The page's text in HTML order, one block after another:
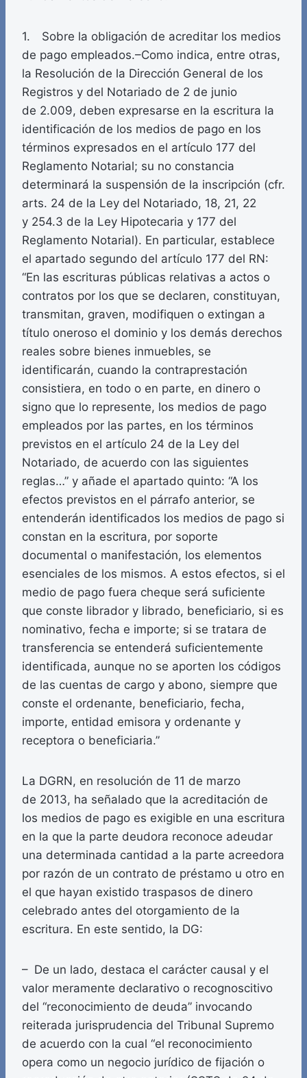
1. Sobre la obligación de acreditar los medios
de pago empleados.–Como indica, entre otras,
la Resolución de la Dirección General de los
Registros y del Notariado de 2 de junio
de 2.009, deben expresarse en la escritura la
identificación de los medios de pago en los
términos expresados en el artículo 177 del
Reglamento Notarial; su no constancia
determinará la suspensión de la inscripción (cfr.
arts. 24 de la Ley del Notariado, 18, 21, 22
y 254.3 de la Ley Hipotecaria y 177 del
Reglamento Notarial). En particular, establece
el apartado segundo del artículo 177 del RN:
“En las escrituras públicas relativas a actos o
contratos por los que se declaren, constituyan,
transmitan, graven, modifiquen o extingan a
título oneroso el dominio y los demás derechos
reales sobre bienes inmuebles, se
identificarán, cuando la contraprestación
consistiera, en todo o en parte, en dinero o
signo que lo represente, los medios de pago
empleados por las partes, en los términos
previstos en el artículo 24 de la Ley del
Notariado, de acuerdo con las siguientes
reglas…” y añade el apartado quinto: “A los
efectos previstos en el párrafo anterior, se
entenderán identificados los medios de pago si
constan en la escritura, por soporte
documental o manifestación, los elementos
esenciales de los mismos. A estos efectos, si el
medio de pago fuera cheque será suficiente
que conste librador y librado, beneficiario, si es
nominativo, fecha e importe; si se tratara de
transferencia se entenderá suficientemente
identificada, aunque no se aporten los códigos
de las cuentas de cargo y abono, siempre que
conste el ordenante, beneficiario, fecha,
importe, entidad emisora y ordenante y
receptora o beneficiaria.”
La DGRN, en resolución de 11 de marzo
de 2013, ha señalado que la acreditación de
los medios de pago es exigible en una escritura
en la que la parte deudora reconoce adeudar
una determinada cantidad a la parte acreedora
por razón de un contrato de préstamo u otro en
el que hayan existido traspasos de dinero
celebrado antes del otorgamiento de la
escritura. En este sentido, la DG:
– De un lado, destaca el carácter causal y el
valor meramente declarativo o recognoscitivo
del “reconocimiento de deuda” invocando
reiterada jurisprudencia del Tribunal Supremo
de acuerdo con la cual “el reconocimiento
opera como un negocio jurídico de fijación o